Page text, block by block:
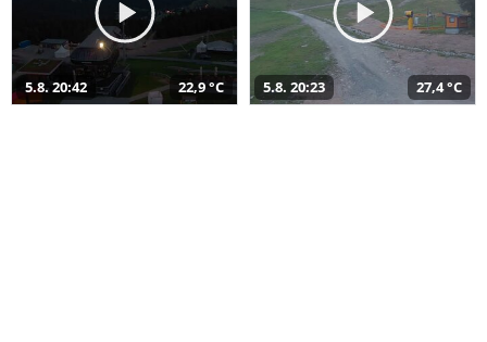
5.8. 20:42 22,9 °C 5.8. 20:23 27,4 °C